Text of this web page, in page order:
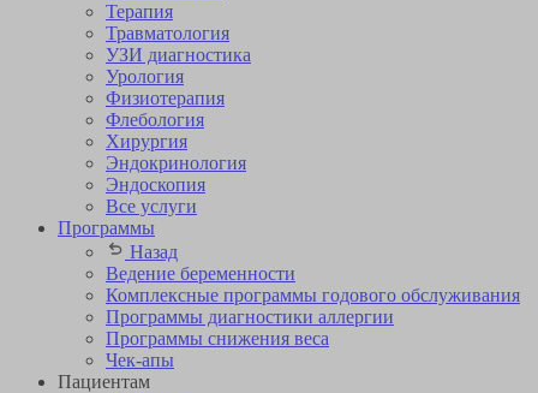
Терапия
Травматология
УЗИ диагностика
Урология
Физиотерапия
Флебология
Хирургия
Эндокринология
Эндоскопия
Все услуги
Программы
Назад
Ведение беременности
Комплексные программы годового обслуживания
Программы диагностики аллергии
Программы снижения веса
Чек-апы
Пациентам